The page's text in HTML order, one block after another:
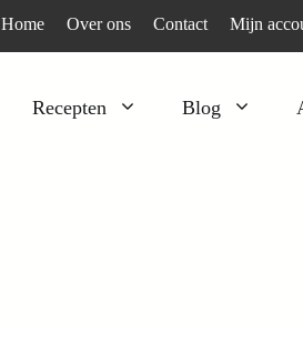
Home Over ons Contact Mijn
Recepten Blog